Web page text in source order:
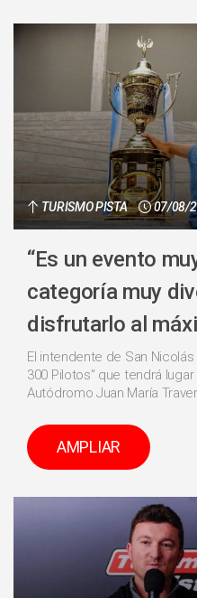
TURISMO PISTA 07/08/
“Es un evento
categoría muy
disfrutarlo al
El intendente de San
300 Pilotos" que tendrá
Autódromo Juan María
AMPLIAR